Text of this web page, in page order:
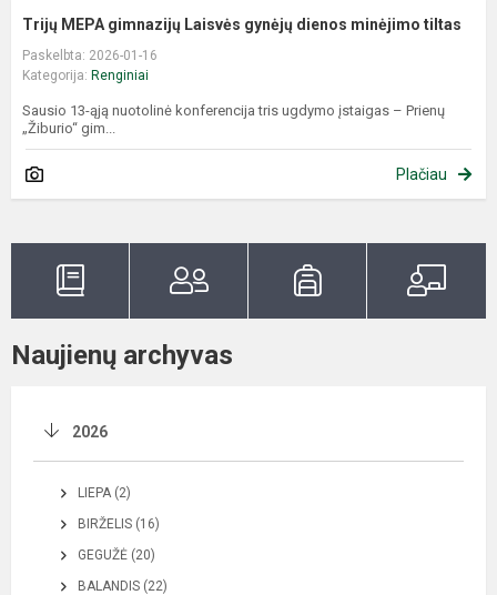
Trijų MEPA gimnazijų Laisvės gynėjų dienos minėjimo tiltas
Paskelbta: 2026-01-16
Kategorija: Renginiai
Sausio 13-ąją nuotolinė konferencija tris ugdymo įstaigas – Prienų
„Žiburio“ gim...
Plačiau
Naujienų archyvas
2026
LIEPA (2)
BIRŽELIS (16)
GEGUŽĖ (20)
BALANDIS (22)